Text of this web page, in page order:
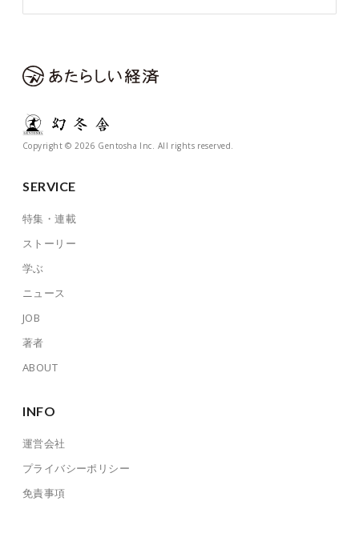
Copyright © 2026 Gentosha Inc. All rights reserved.
SERVICE
特集・連載
ストーリー
学ぶ
ニュース
JOB
著者
ABOUT
INFO
運営会社
プライバシーポリシー
免責事項